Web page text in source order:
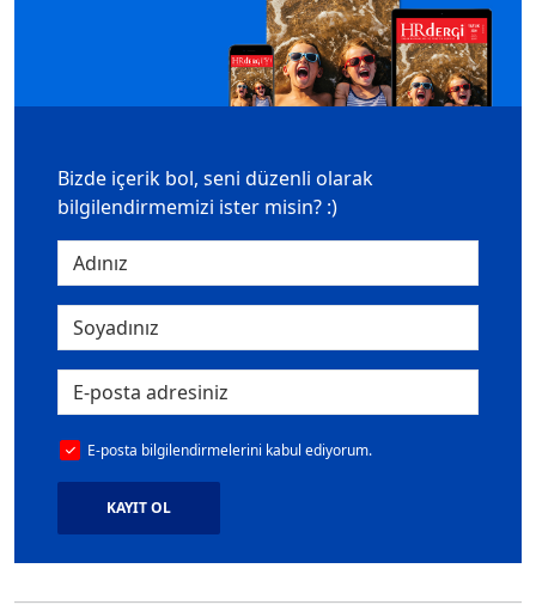
Bizde içerik bol, seni düzenli olarak
bilgilendirmemizi ister misin? :)
E-posta bilgilendirmelerini kabul ediyorum.
KAYIT OL